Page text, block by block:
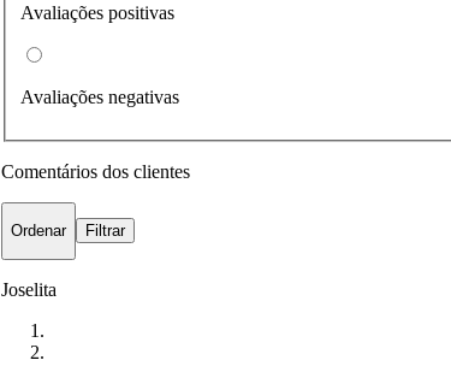
Avaliações positivas
Avaliações negativas
Comentários dos clientes
Ordenar Filtrar
Joselita